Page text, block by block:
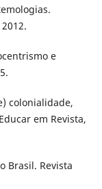
e
colonialidade,
em Revista,
Brasil. Revista